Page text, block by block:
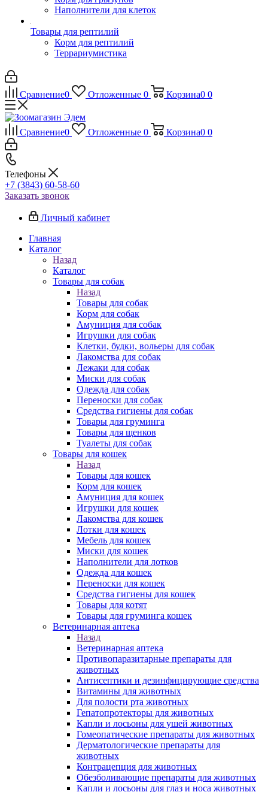
Наполнители для клеток
Товары для рептилий
Корм для рептилий
Террариумистика
Сравнение0 Отложенные 0 Корзина0 0
Сравнение0 Отложенные 0 Корзина0 0
Телефоны
+7 (3843) 60-58-60
Заказать звонок
Личный кабинет
Главная
Каталог
Назад
Каталог
Товары для собак
Назад
Товары для собак
Корм для собак
Амуниция для собак
Игрушки для собак
Клетки, будки, вольеры для собак
Лакомства для собак
Лежаки для собак
Миски для собак
Одежда для собак
Переноски для собак
Средства гигиены для собак
Товары для груминга
Товары для щенков
Туалеты для собак
Товары для кошек
Назад
Товары для кошек
Корм для кошек
Амуниция для кошек
Игрушки для кошек
Лакомства для кошек
Лотки для кошек
Мебель для кошек
Миски для кошек
Наполнители для лотков
Одежда для кошек
Переноски для кошек
Средства гигиены для кошек
Товары для котят
Товары для груминга кошек
Ветеринарная аптека
Назад
Ветеринарная аптека
Противопаразитарные препараты для
животных
Антисептики и дезинфицирующие средства
Витамины для животных
Для полости рта животных
Гепатопротекторы для животных
Капли и лосьоны для ушей животных
Гомеопатические препараты для животных
Дерматологические препараты для
животных
Контрацепция для животных
Обезболивающие препараты для животных
Капли и лосьоны для глаз и носа животных